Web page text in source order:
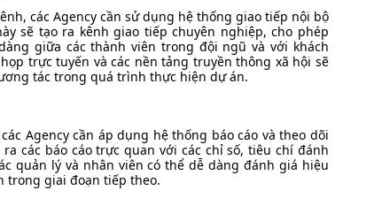
các Agency cần sử dụng hệ thống giao tiếp nội bộ
sẽ tạo ra kênh giao tiếp chuyên nghiệp, cho phép
giữa các thành viên trong đội ngũ và với khách
trực tuyến và các nền tảng truyền thông xã hội sẽ
tác trong quá trình thực hiện dự án.
Agency cần áp dụng hệ thống báo cáo và theo dõi
các báo cáo trực quan với các chỉ số, tiêu chí đánh
quản lý và nhân viên có thể dễ dàng đánh giá hiệu
trong giai đoạn tiếp theo.